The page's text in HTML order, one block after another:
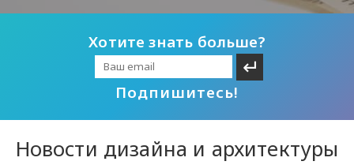
Хотите знать больше?
Подпишитесь!
Новости дизайна и архитектуры